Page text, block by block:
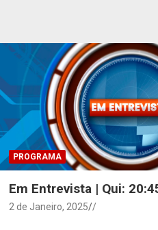
PROGRAMA
Em Entrevista | Qui:
2 de Janeiro, 2025 /